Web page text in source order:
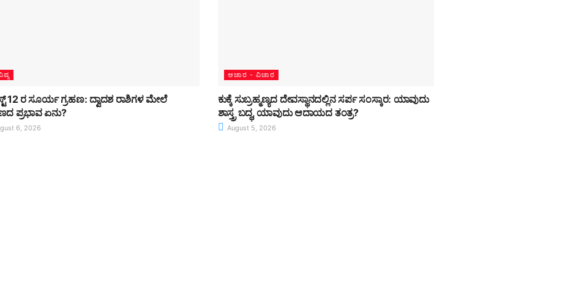
12 ರ ಸೂರ್ಯ ಗ್ರಹಣ: ದ್ವಾದಶ ರಾಶಿಗಳ ಮೇಲೆ
ಪ್ರಭಾವ ಏನು?
6, 2026
ಆಚಾರ - ವಿಚಾರ
ಕುಕ್ಕೆ ಸುಬ್ರಹ್ಮಣ್ಯದ ದೇವಸ್ಥಾನದಲ್ಲಿನ ಸರ್ಪ ಸಂಸ್ಕಾರ: ಯಾವುದು
ಶಾಸ್ತ್ರ ಬದ್ಧ, ಯಾವುದು ಆದಾಯದ ತಂತ್ರ?
August 5, 2026